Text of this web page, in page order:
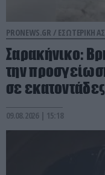
PRONEWS.GR / ΕΣΩΤΕΡΙΚΗ
Σαρακήνικο:
την
σε
09.08.2026 | 15:18